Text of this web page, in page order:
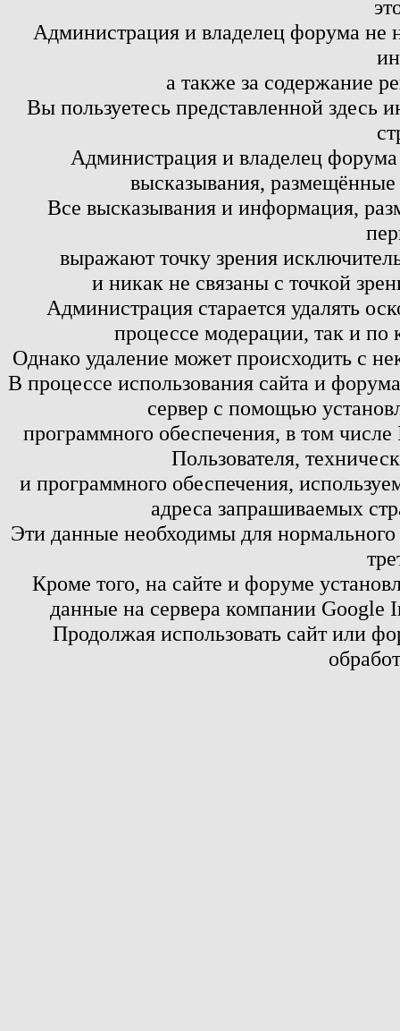
Администрация и владелец форума не
а также за содержание
Вы пользуетесь представленной здесь
Администрация и владелец
высказывания,
Все высказывания и информация,
выражают точку зрения
и никак не связаны с точкой
Администрация старается удалять
процессе модерации, так и по
Однако удаление может происходить с
В процессе использования сайта и
сервер с помощью
программного обеспечения, в том
Пользователя,
и программного обеспечения,
адреса запрашиваемых
Эти данные необходимы для
Кроме того, на сайте и форуме
данные на сервера компании
Продолжая использовать сайт или